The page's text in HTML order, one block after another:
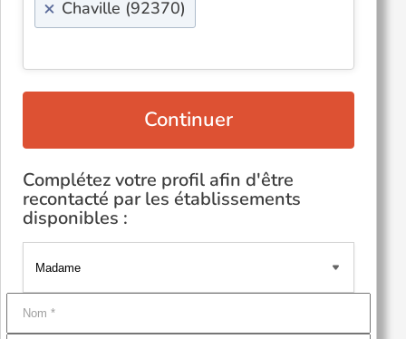
× Chaville (92370)
Continuer
Complétez votre profil afin d'être
recontacté par les établissements
disponibles :